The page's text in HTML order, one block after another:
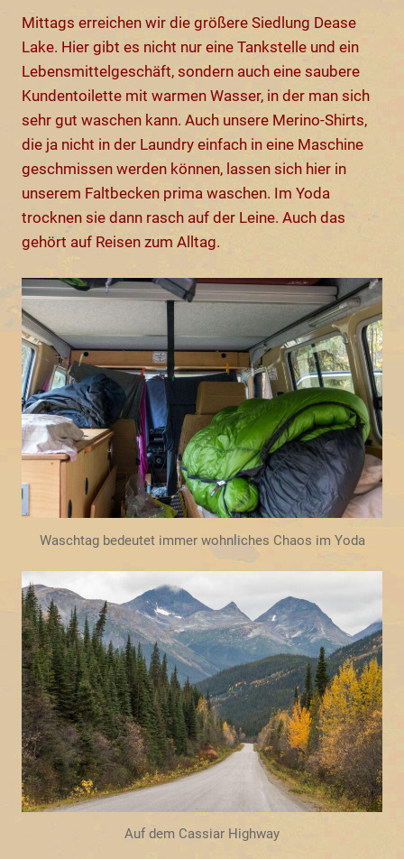
Mittags erreichen wir die größere Siedlung Dease
Lake. Hier gibt es nicht nur eine Tankstelle und ein
Lebensmittelgeschäft, sondern auch eine saubere
Kundentoilette mit warmen Wasser, in der man sich
sehr gut waschen kann. Auch unsere Merino-Shirts,
die ja nicht in der Laundry einfach in eine Maschine
geschmissen werden können, lassen sich hier in
unserem Faltbecken prima waschen. Im Yoda
trocknen sie dann rasch auf der Leine. Auch das
gehört auf Reisen zum Alltag.
Waschtag bedeutet immer wohnliches Chaos im Yoda
Auf dem Cassiar Highway